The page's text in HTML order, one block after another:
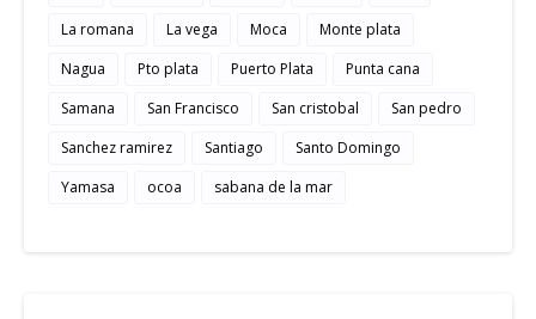
La romana La vega Moca
Monte plata
Nagua
Pto plata Puerto Plata
Punta cana
Samana
San Francisco San cristobal
San pedro
Sanchez ramirez
Santiago
Santo Domingo
Yamasa
ocoa sabana de la mar